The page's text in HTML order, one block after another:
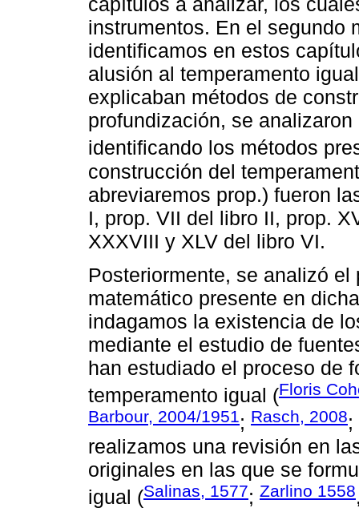
instrumentos. En el segundo
identificamos en estos
alusión al temperamento
explicaban métodos de
profundización, se
identificando los métodos
construcción del
abreviaremos prop.) fueron
I, prop. VII del libro II, prop.
XXXVIII y XLV del libro VI.
Posteriormente, se analizó
matemático presente en
indagamos la existencia de
mediante el estudio de
han estudiado el proceso de
temperamento igual (Floris
Barbour, 2004/1951; Rasch, 2008;
realizamos una revisión en
originales en las que se
igual (Salinas, 1577; Zarlino 1558